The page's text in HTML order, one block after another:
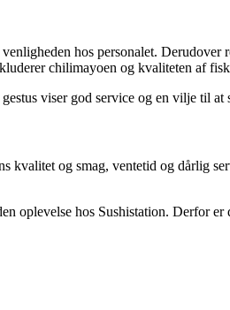
hos personalet. Derudover
chilimayoen og kvaliteten af
viser god service og en vilje til at
kvalitet og smag, ventetid og dårlig
oplevelse hos Sushistation. Derfor er